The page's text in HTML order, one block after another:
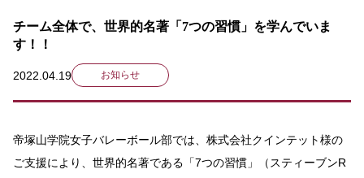
チーム全体で、世界的名著「7つの習慣」を学んでいま
す！！
2022.04.19 お知らせ
帝塚山学院女子バレーボール部では、株式会社クインテット様の
ご支援により、世界的名著である「7つの習慣」（スティーブンR